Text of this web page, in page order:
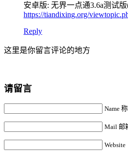
安卓版: 无界一点通3.6a测试
https://tiandixing.org/
Reply
这里是你留言评论的地方
请留言
Name
Mail 邮